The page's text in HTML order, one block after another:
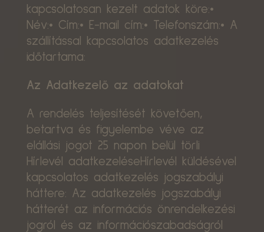
kapcsolatosan kezelt adatok köre:•
Név:• Cím:• E-mail cím:• Telefonszám:• A
szállítással kapcsolatos adatkezelés
időtartama:
Az Adatkezelő az adatokat
A rendelés teljesítését követően,
betartva és figyelembe véve az
elállási jogot 25 napon belül törli
Hírlevél adatkezeléseHírlevél küldésével
kapcsolatos adatkezelés jogszabályi
háttere: Az adatkezelés jogszabályi
hátterét az információs önrendelkezési
jogról és az információszabadságról